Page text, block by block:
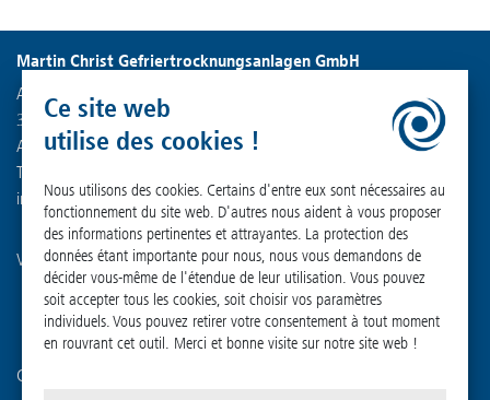
Martin Christ Gefriertrocknungsanlagen GmbH
An der Unteren Söse 50
37520 Osterode am Harz
Allemagne
Tél. : +49 (0) 55 22 50 07-0
info
@martinchrist.de
Visitez nos autres canaux :
Connaissez-vous déjà notre société sœur ?
Ce site web
utilise des cookies !
Nous utilisons des cookies. Certains d'entre eux sont nécessaires au
fonctionnement du site web. D'autres nous aident à vous proposer
des informations pertinentes et attrayantes. La protection des
données étant importante pour nous, nous vous demandons de
décider vous-même de l'étendue de leur utilisation. Vous pouvez
soit accepter tous les cookies, soit choisir vos paramètres
individuels. Vous pouvez retirer votre consentement à tout moment
en rouvrant cet outil. Merci et bonne visite sur notre site web !